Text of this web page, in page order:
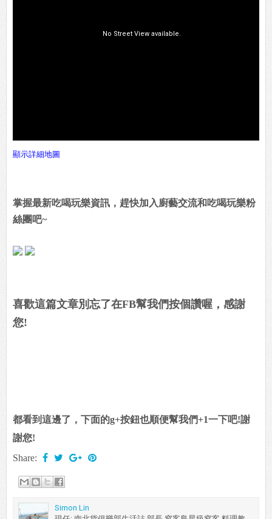
顯示詳細地圖
掌握最新吃喝玩樂資訊，趕快加入廚藝交流和吃喝玩樂粉
絲團吧~
喜歡這篇文章別忘了在FB幫我們按個讚喔，感謝
您!
都看到這邊了，下面的g+按鈕也順便幫我們+1一下吧!謝
謝您!
Share:
Simon Lin